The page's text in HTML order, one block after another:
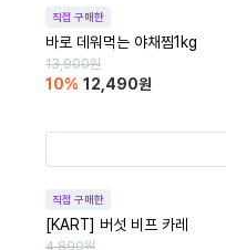
직접 구매한
바로 데워먹는 야채찜1kg
13,900원
10% 12,490원
직접 구매한
[KART] 버섯 비프 카레
4,890원